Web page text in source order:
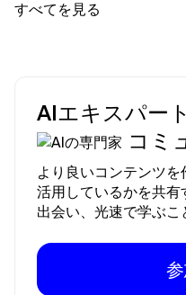
すべてを見る
AIエキスパー
コミ
より良いコンテンツ
活用しているかを共有
出会い、光速で学ぶこ